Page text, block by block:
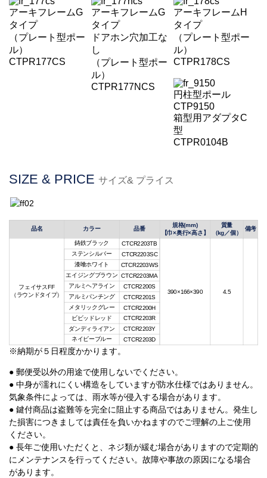
アーキフレームG
タイプ
（プレート型ポー
ル）
CTPR177CS
アーキフレームG
タイプ
ドアホン穴加工な
し
（プレート型ポー
ル）
CTPR177NCS
アーキフレームH
タイプ
（プレート型ポー
ル）
CTPR178CS
円柱型ポール
CTP9150
箱型用アダプタC
型
CTPR0104B
SIZE & PRICE サイズ& プライス
品名 カラー 品番
規格(mm)
【巾×奥行×高さ】
質量
（kg／個）
備考
フェイサスFF
（ラウンドタイプ）
鋳鉄ブラック CTCR2203TB
390×166×390 4.5
ステンシルバー CTCR2203SC
漆喰ホワイト
CTCR2203WS
エイジングブラウン CTCR2203MA
アルミヘアライン CTCR2200S
アルミパンチング CTCR2201S
メタリックグレー
CTCR2200H
ビビッドレッド CTCR2203R
ダンディライアン CTCR2203Y
ネイビーブルー CTCR2203D
※納期が５日程度かかります。
● 郵便受以外の用途で使用しないでください。
● 中身が濡れにくい構造をしていますが防水仕様ではありません。
気象条件によっては、雨水等が侵入する場合があります。
● 鍵付商品は盗難等を完全に阻止する商品ではありません。発生し
た損害につきましては責任を負いかねますのでご理解の上ご使用
ください。
● 長年ご使用いただくと、ネジ類が緩む場合がありますので定期的
にメンテナンスを行ってください。故障や事故の原因になる場合
があります。